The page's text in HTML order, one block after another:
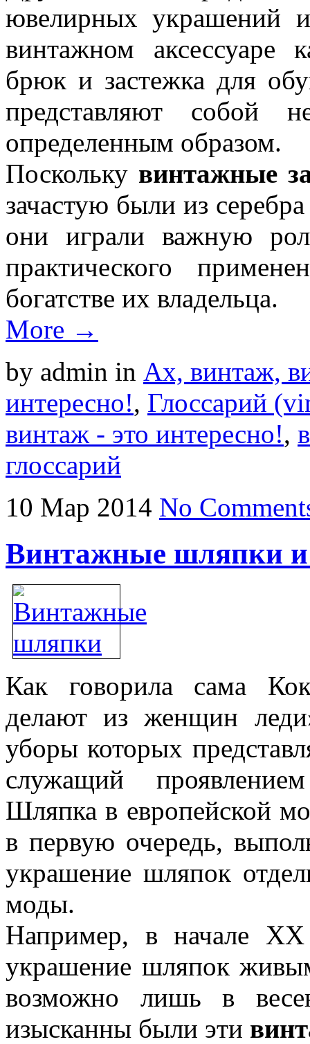
ювелирных украшений
винтажном аксессуаре
брюк и застежка для
представляют собой
определенным образом.
Поскольку винтажные
зачастую были из
они играли важную
практического
богатстве их владельца.
More →
by admin in Ах, винтаж,
интересно!, Глоссарий
винтаж - это интересно!,
глоссарий
10 Мар 2014 No
Винтажные шляпки и
Как говорила сама
делают из женщин
уборы которых
служащий
Шляпка в европейской
в первую очередь,
украшение шляпок
моды.
Например, в начале XX
украшение шляпок
возможно лишь в
изысканны были эти